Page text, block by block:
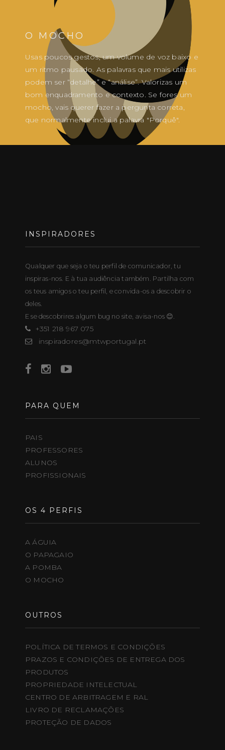
O MOCHO
Usas poucos gestos, um volume de voz baixo e
um ritmo pausado. As palavras que mais utilizas
podem ser “detalhe” e “análise”. Valorizas um
bom enquadramento e contexto. Se fores um
mocho, vais querer fazer a pergunta correta,
que normalmente inclui a palavra "Porquê".
INSPIRADORES
Qualquer que seja o teu perfil de comunicador, tu
inspiras-nos. E à tua audiência também. Partilha com
os teus amigos o teu perfil, e convida-os a descobrir o
deles.
E se descobrires algum bug no site, avisa-nos 😊.
+351 218 967 075
inspiradores@mtwportugal.pt
PARA QUEM
PAIS
PROFESSORES
ALUNOS
PROFISSIONAIS
OS 4 PERFIS
A ÁGUIA
O PAPAGAIO
A POMBA
O MOCHO
OUTROS
POLÍTICA DE TERMOS E CONDIÇÕES
PRAZOS E CONDIÇÕES DE ENTREGA DOS
PRODUTOS
PROPRIEDADE INTELECTUAL
CENTRO DE ARBITRAGEM E RAL
LIVRO DE RECLAMAÇÕES
PROTEÇÃO DE DADOS